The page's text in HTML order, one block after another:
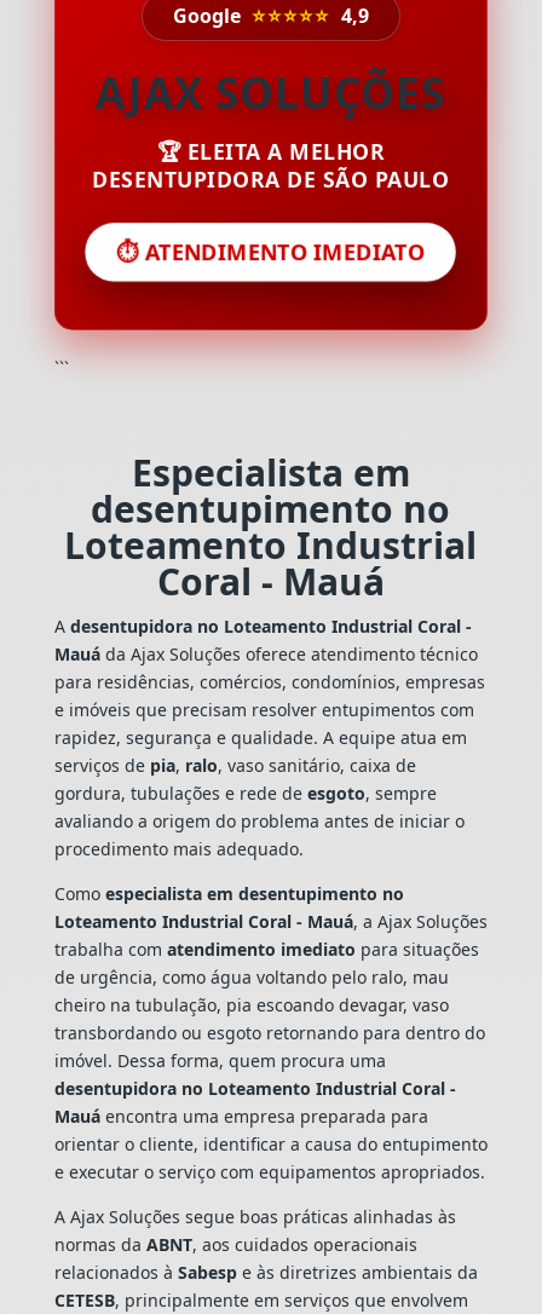
Google ⭐⭐⭐⭐⭐ 4,9
AJAX SOLUÇÕES
🏆 ELEITA A MELHOR
DESENTUPIDORA DE SÃO PAULO
⏱️ ATENDIMENTO IMEDIATO
```
Especialista em
desentupimento no
Loteamento Industrial
Coral - Mauá
A desentupidora no Loteamento Industrial Coral -
Mauáda Ajax Soluções oferece atendimento técnico
para residências, comércios, condomínios, empresas
e imóveis que precisam resolver entupimentos com
rapidez, segurança e qualidade. A equipe atua em
serviços de pia, ralo, vaso sanitário, caixa de
gordura, tubulações e rede de esgoto, sempre
avaliando a origem do problema antes de iniciar o
procedimento mais adequado.
Como especialista em desentupimento no
Loteamento Industrial Coral - Mauá, a Ajax Soluções
trabalha com atendimento imediato para situações
de urgência, como água voltando pelo ralo, mau
cheiro na tubulação, pia escoando devagar, vaso
transbordando ou esgoto retornando para dentro do
imóvel. Dessa forma, quem procura uma
desentupidora no Loteamento Industrial Coral -
Mauáencontra uma empresa preparada para
orientar o cliente, identificar a causa do entupimento
e executar o serviço com equipamentos apropriados.
A Ajax Soluções segue boas práticas alinhadas às
normas da ABNT, aos cuidados operacionais
relacionados à Sabespe às diretrizes ambientais da
CETESB, principalmente em serviços que envolvem